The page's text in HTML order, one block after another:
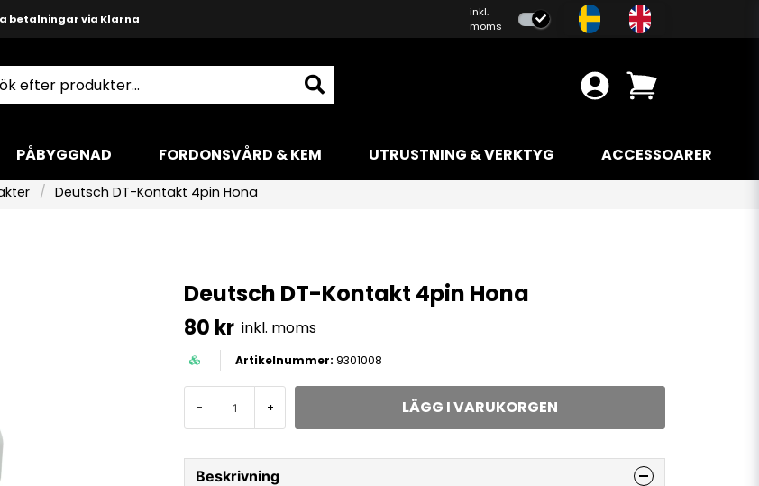
betalningar via Klarna
och hjälpsam support
inkl.
moms
PÅBYGGNAD FORDONSVÅRD & KEM UTRUSTNING & VERKTYG ACCESSOARER
Deutsch DT-Kontakt 4pin Hona
Deutsch DT-Kontakt 4pin Hona
80 kr inkl. moms
9301008
- + LÄGG I VARUKORGEN
Beskrivning